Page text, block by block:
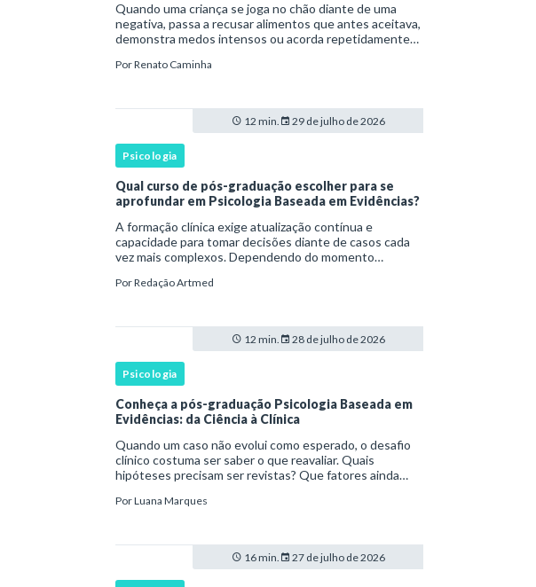
Quando uma criança se joga no chão diante de uma
negativa, passa a recusar alimentos que antes aceitava,
demonstra medos intensos ou acorda repetidamente
comportamento faz parte do desenvolvimento ou i
PorRenato Caminha
12 min. 29 de julho de 2026
Psicologia
Qual curso de pós-graduação escolher para se
aprofundar em Psicologia Baseada em Evidências?
A formação clínica exige atualização contínua e
capacidade para tomar decisões diante de casos cada
vez mais complexos. Dependendo do momento
base ampla em , o aprofundamento em ou a
PorRedação Artmed
12 min. 28 de julho de 2026
Psicologia
Conheça a pós-graduação Psicologia Baseada em
Evidências: da Ciência à Clínica
Quando um caso não evolui como esperado, o desafio
clínico costuma ser saber o que reavaliar. Quais
hipóteses precisam ser revistas? Que fatores ainda
coerente com a resposta e com as necessidades d
PorLuana Marques
16 min. 27 de julho de 2026